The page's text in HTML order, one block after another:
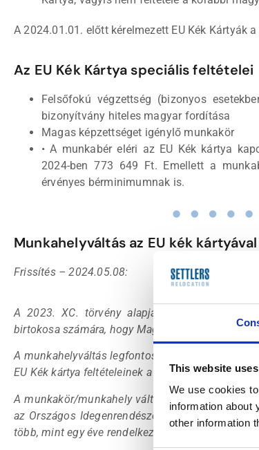
This website
We use cookies
information about
other information
A 2024.01.01. előtt kérelmezett EU Kék Kártyák
Az EU Kék Kártya speciális feltételei
Felsőfokú végzettség (bizonyos
bizonyítvány hiteles magyar fordítása
Magas képzettséget igénylő munkakör
• A munkabér eléri az EU Kék kártya
2024-ben 773 649 Ft. Emellett a
érvényes bérminimumnak is.
Munkahelyváltás az EU kék kártyával
Frissítés – 2024.05.08:
A 2023. XC. törvény alapján kiadott
birtokosa számára, hogy Magyarországon
A munkahelyváltás legfontosabb kritériuma,
EU Kék kártya feltételeinek a munkakör, fizetés,
A munkakör/munkahely váltási szándékot az
az Országos Idegenrendészeti Főigazgatóság
több, mint egy éve rendelkezik -e az EU Kék